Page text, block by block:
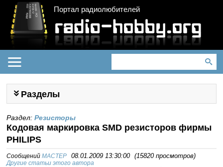
Портал радиолюбителей
Разделы
Раздел:Резисторы
Кодовая маркировка SMD резисторов фирмы
PHILIPS
СообщенийMACTEP 08.01.2009 13:30:00 (15820 просмотров)
Другие статьи этого автора